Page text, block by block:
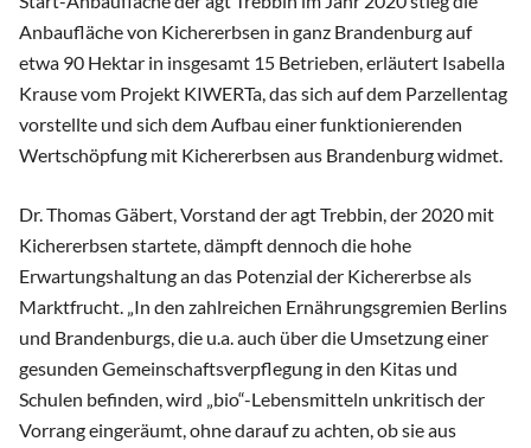
Anbaufläche von Kichererbsen in ganz Brandenburg auf
etwa 90 Hektar in insgesamt 15 Betrieben, erläutert Isabella
Krause vom Projekt KIWERTa, das sich auf dem Parzellentag
vorstellte und sich dem Aufbau einer funktionierenden
Wertschöpfung mit Kichererbsen aus Brandenburg widmet.
Dr. Thomas Gäbert, Vorstand der agt Trebbin, der 2020 mit
Kichererbsen startete, dämpft dennoch die hohe
Erwartungshaltung an das Potenzial der Kichererbse als
Marktfrucht. „In den zahlreichen Ernährungsgremien Berlins
und Brandenburgs, die u.a. auch über die Umsetzung einer
gesunden Gemeinschaftsverpflegung in den Kitas und
Schulen befinden, wird „bio“-Lebensmitteln unkritisch der
Vorrang eingeräumt, ohne darauf zu achten, ob sie aus